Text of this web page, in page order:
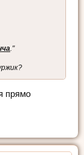
."
прямо